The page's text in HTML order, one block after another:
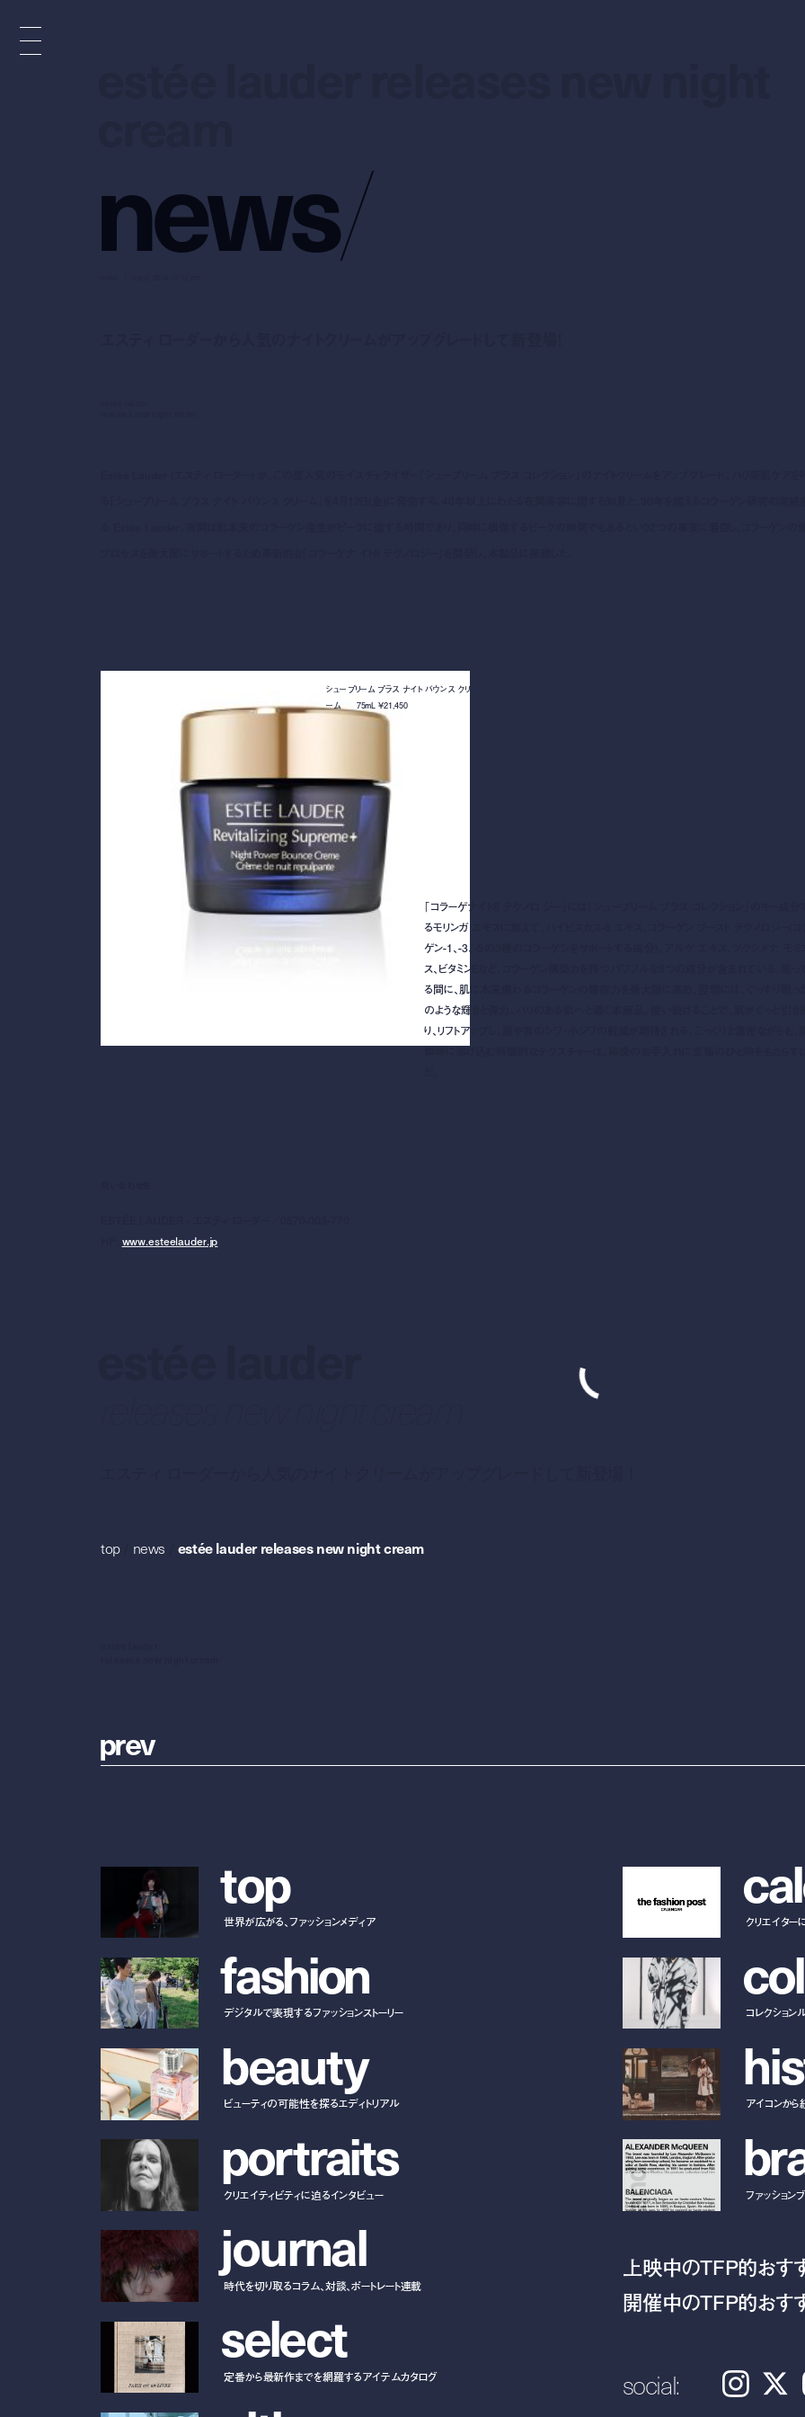
news/
シュープリーム プラス ナイト バウンス クリ
ーム 75mL ¥21,450
「コラーゲナイト8 テクノロ ジー」には「シュープリーム プラス コレクション」のキー成分
るモリンガ エキスに加えて、ハイビスカス-8 エキス、コラーゲン ブースト テクノロジー(コ
ゲン-1、-3、-5の3種のコラーゲンをサポートする成分)、アルゲ エキス、ツクシメナ モミエ
ス、ビタミンEなど、コラーゲン構築力を持つパワフルな8つの成分が含まれている。眠って
る間に、肌に本来備わるコラーゲンの修復力を最大限に高め、翌朝には、ぐっすり眠った
のような輝きと弾力、ハリのある肌へと導く本商品。使い続けることで、肌がぐっと引き締
り、リフトアップし、顔や首のシワ・小ジワの軽減が期待される。こっくりと濃密ながらも、
www.esteelauder.jp
top/ news estée lauder releases new night cream
prev
top
世界が広がる、ファッションメディア
fashion
デジタルで表現するファッションストーリー
beauty
ビューティの可能性を探るエディトリアル
portraits
クリエイティビティに迫るインタビュー
journal
時代を切り取るコラム、対談、ポートレート連載
select
定番から最新作までを網羅するアイテムカタログ
cal
クリエイター
col
コレクション
his
アイコンから
br
ファッション
上映中のTFP的おす
開催中のTFP的おす
social: Instagram 𝕏